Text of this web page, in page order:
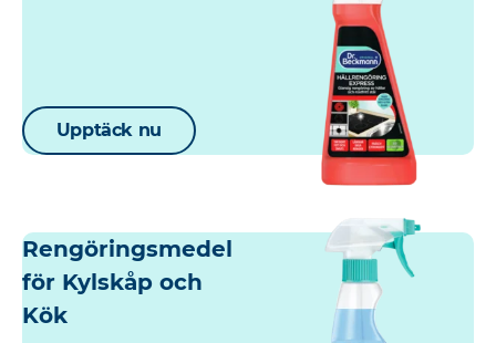
Upptäck nu
Rengöringsmedel
för Kylskåp och
Kök